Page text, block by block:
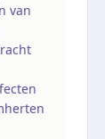
van